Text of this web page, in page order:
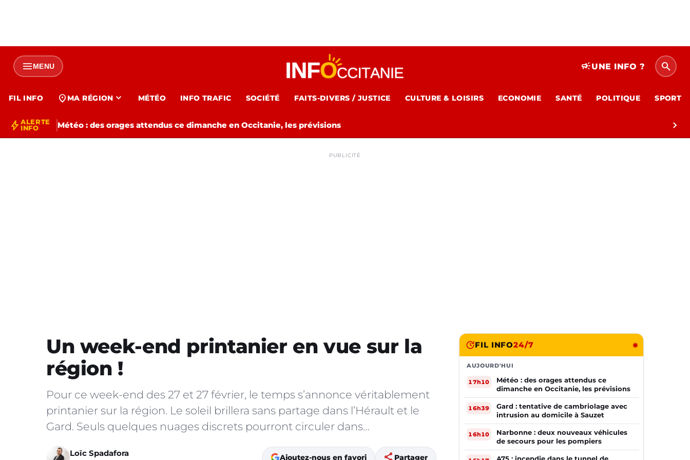
menuMENU campaignUNE INFO ? search
FIL INFO location_on MA RÉGION expand_more MÉTÉO INFO TRAFIC SOCIÉTÉ FAITS-DIVERS / JUSTICE CULTURE & LOISIRS ECONOMIE SANTÉ POLITIQUE SPORT
bolt ALERTE
INFO
Météo : des orages attendus ce dimanche en Occitanie, les prévisions chevron_right
PUBLICITÉ
Un week-end printanier en vue sur la
région !
Pour ce week-end des 27 et 27 février, le temps s’annonce véritablement
printanier sur la région. Le soleil brillera sans partage dans l’Hérault et le
Gard. Seuls quelques nuages discrets pourront circuler dans…
Loïc Spadafora Ajoutez-nous en favori share Partager
FIL INFO24/7
AUJOURD'HUI
17h10
Météo : des orages attendus ce
dimanche en Occitanie, les prévisions
16h39
Gard : tentative de cambriolage avec
intrusion au domicile à Sauzet
16h10
Narbonne : deux nouveaux véhicules
de secours pour les pompiers